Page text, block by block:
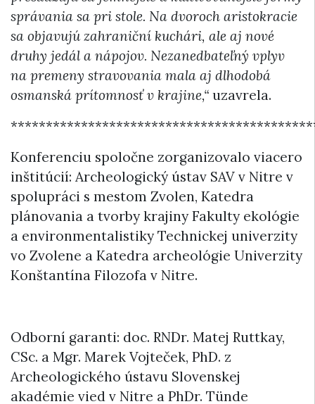
správania sa pri stole. Na dvoroch aristokracie
sa objavujú zahraniční kuchári, ale aj nové
druhy jedál a nápojov. Nezanedbateľný vplyv
na premeny stravovania mala aj dlhodobá
osmanská prítomnosť v krajine,“ uzavrela.
Konferenciu spoločne zorganizovalo viacero
inštitúcií: Archeologický ústav SAV v Nitre v
spolupráci s mestom Zvolen, Katedra
plánovania a tvorby krajiny Fakulty ekológie
a environmentalistiky Technickej univerzity
vo Zvolene a Katedra archeológie Univerzity
Konštantína Filozofa v Nitre.
Odborní garanti: doc. RNDr. Matej Ruttkay,
CSc. a Mgr. Marek Vojteček, PhD. z
Archeologického ústavu Slovenskej
akadémie vied v Nitre a PhDr. Tünde